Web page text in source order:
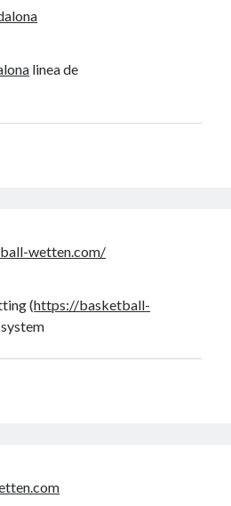
linea de
wetten.com/
(https://basketball-